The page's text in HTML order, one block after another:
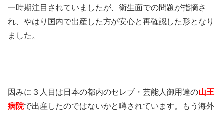
一時期注目されていましたが、衛生面での問題が指摘さ
れ、やはり国内で出産した方が安心と再確認した形となり
ました。
因みに３人目は日本の都内のセレブ・芸能人御用達の山王
病院で出産したのではないかと噂されています。もう海外